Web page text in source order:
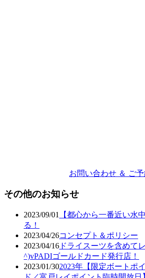
お問い合わせ ＆ ご
その他のお知らせ
2023/09/01
【都心から一番近い水
る！
2023/04/26コンセプト＆ポリシー
2023/04/16 ドライスーツを含めて
^)vPADIゴールドカード発行店！
2023/01/302023年【限定ボートポ